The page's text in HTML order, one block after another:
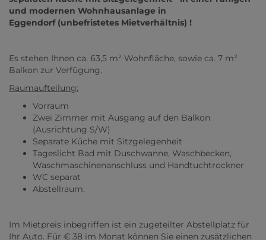
und modernen Wohnhausanlage in
Eggendorf (unbefristetes Mietverhältnis) !
Es stehen Ihnen ca. 63,5 m² Wohnfläche, sowie ca. 7 m²
Balkon zur Verfügung.
Raumaufteilung:
Vorraum
Zwei Zimmer mit Ausgang auf den Balkon
(Ausrichtung S/W)
Separate Küche mit Sitzgelegenheit
Tageslicht Bad mit Duschwanne, Waschbecken,
Waschmaschinenanschluss und Handtuchtrockner
WC separat
Abstellraum.
Im Mietpreis inbegriffen ist ein zugeteilter Abstellplatz für
Ihr Auto. Für € 38 im Monat können Sie einen zusätzlichen